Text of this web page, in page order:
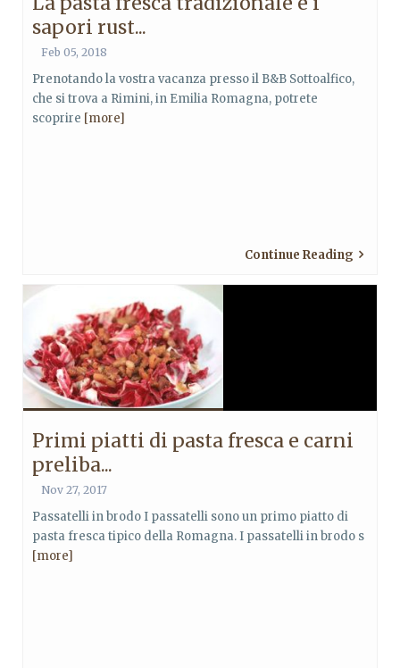
sapori rust...
Feb 05, 2018
Prenotando la vostra vacanza presso il B&B Sottoalfico,
che si trova a Rimini, in Emilia Romagna, potrete
scoprire [more]
Continue Reading
Primi piatti di pasta fresca e carni
preliba...
Nov 27, 2017
Passatelli in brodo I passatelli sono un primo piatto di
pasta fresca tipico della Romagna. I passatelli in brodo s
[more]